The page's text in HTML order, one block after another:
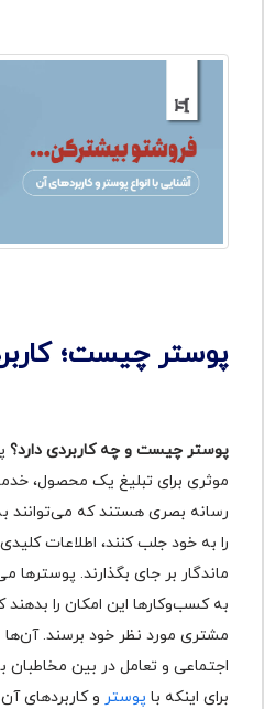
پوستر چیست؛
پوستر چیست و چه کاربردی دارد؟
موثری برای تبلیغ یک محصول،
رسانه بصری هستند که
را به خود جلب کنند، اطلاعات
ماندگار بر جای بگذارند. پوسترها
به کسب‌وکارها این امکان را بدهند
مشتری مورد نظر خود برسند. آن‌ها
اجتماعی و تعامل در بین
برای اینکه با پوستر و کاربردهای